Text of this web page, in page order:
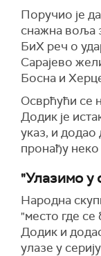
Поручио је
снажна воља
БиХ реч о
Сарајево
Босна и
Осврћући се
Додик је
указ, и додао
пронађу
"Улазимо у
Народна
"место где
Додик и
улазе у